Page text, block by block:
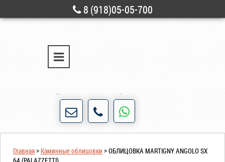
8 (918)05-05-700
г. Новороссийск ул. Свободы, д. 28
Порядочность и честность для нас не пустые
Главная> Каминные облицовки >ОБЛИЦОВКА MARTIGNY ANGOLO SX